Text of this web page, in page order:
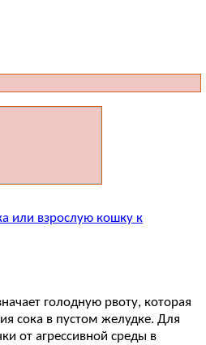
или взрослую кошку к
голодную рвоту, которая
сока в пустом желудке. Для
от агрессивной среды в